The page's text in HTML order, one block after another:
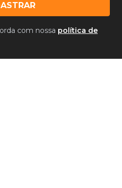
com nossa política de